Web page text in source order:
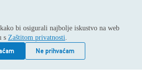
bi osigurali najbolje iskustvo na web
s Zaštitom privatnosti.
Ne prihvaćam
© 2026
Alago
usluge i zastupanje stranih tvrtki /
Rakov potok / Telefon: +385 1
/ Podaci o subjektu:
suda u Zagrebu pod
/ MBS: 080046630 / OIB: